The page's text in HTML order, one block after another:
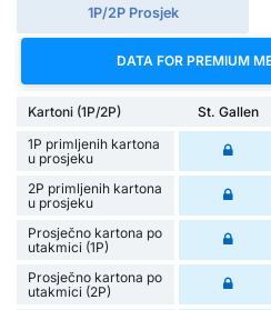
1P/2P Prosjek
DATA FOR PREMIUM
Kartoni (1P/2P) St. Gallen
1P primljenih kartona
u prosjeku
2P primljenih kartona
u prosjeku
Prosječno kartona po
utakmici (1P)
Prosječno kartona po
utakmici (2P)